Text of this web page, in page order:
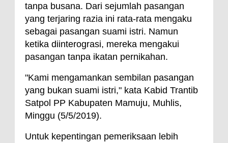
tanpa busana. Dari sejumlah pasangan
yang terjaring razia ini rata-rata mengaku
sebagai pasangan suami istri. Namun
ketika diinterograsi, mereka mengakui
pasangan tanpa ikatan pernikahan.
"Kami mengamankan sembilan pasangan
yang bukan suami istri," kata Kabid Trantib
Satpol PP Kabupaten Mamuju, Muhlis,
Minggu (5/5/2019).
Untuk kepentingan pemeriksaan lebih